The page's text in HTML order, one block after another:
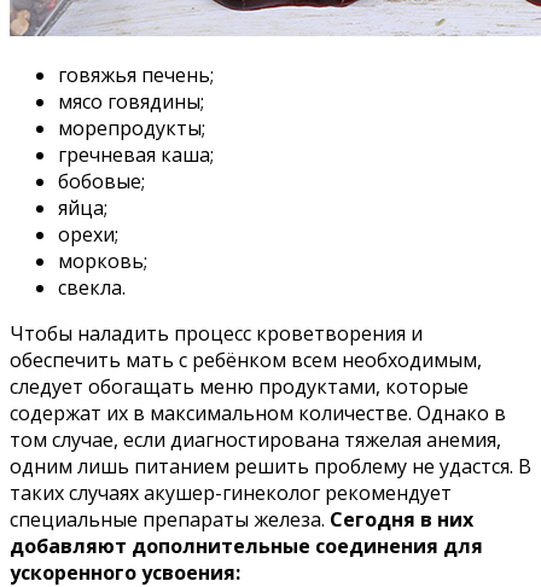
говяжья печень;
мясо говядины;
морепродукты;
гречневая каша;
бобовые;
яйца;
орехи;
морковь;
свекла.
Чтобы наладить процесс кроветворения и
обеспечить мать с ребёнком всем необходимым,
следует обогащать меню продуктами, которые
содержат их в максимальном количестве. Однако в
том случае, если диагностирована тяжелая анемия,
одним лишь питанием решить проблему не удастся. В
таких случаях акушер-гинеколог рекомендует
специальные препараты железа. Сегодня в них
добавляют дополнительные соединения для
ускоренного усвоения: